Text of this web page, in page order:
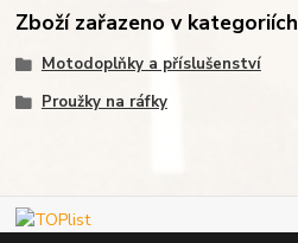
Zboží zařazeno v kategoriích
Motodoplňky a příslušenství
Proužky na ráfky